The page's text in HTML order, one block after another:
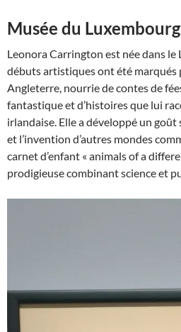
Musée du Luxembourg
Leonora Carrington est née dans le
débuts artistiques ont été marqués
Angleterre, nourrie de contes de
fantastique et d’histoires que lui
irlandaise. Elle a développé un
et l’invention d’autres mondes
carnet d’enfant « animals of a
prodigieuse combinant science et